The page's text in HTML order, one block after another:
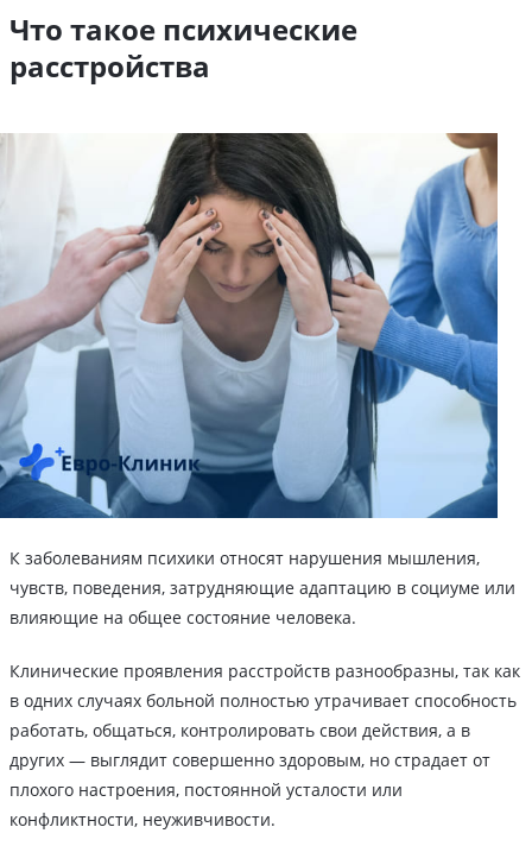
Что такое психические
расстройства
К заболеваниям психики относят нарушения мышления,
чувств, поведения, затрудняющие адаптацию в социуме или
влияющие на общее состояние человека.
Клинические проявления расстройств разнообразны, так как
в одних случаях больной полностью утрачивает способность
работать, общаться, контролировать свои действия, а в
других — выглядит совершенно здоровым, но страдает от
плохого настроения, постоянной усталости или
конфликтности, неуживчивости.